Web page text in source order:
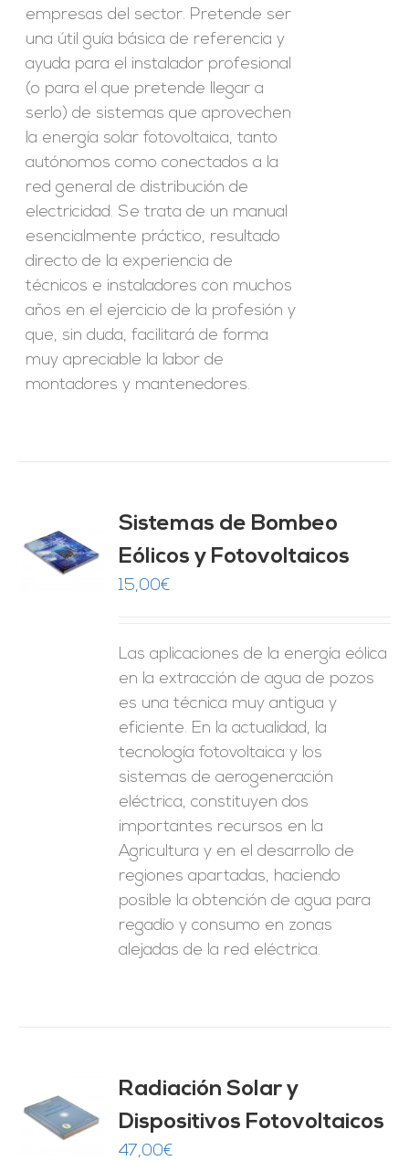
empresas del sector. Pretende ser
una útil guía básica de referencia y
ayuda para el instalador profesional
(o para el que pretende llegar a
serlo) de sistemas que aprovechen
la energía solar fotovoltaica, tanto
autónomos como conectados a la
red general de distribución de
electricidad. Se trata de un manual
esencialmente práctico, resultado
directo de la experiencia de
técnicos e instaladores con muchos
años en el ejercicio de la profesión y
que, sin duda, facilitará de forma
muy apreciable la labor de
montadores y mantenedores.
Sistemas de Bombeo
Eólicos y Fotovoltaicos
15,00€
Las aplicaciones de la energía eólica
en la extracción de agua de pozos
es una técnica muy antigua y
eficiente. En la actualidad, la
tecnología fotovoltaica y los
sistemas de aerogeneración
eléctrica, constituyen dos
importantes recursos en la
Agricultura y en el desarrollo de
regiones apartadas, haciendo
posible la obtención de agua para
regadío y consumo en zonas
alejadas de la red eléctrica.
Radiación Solar y
Dispositivos Fotovoltaicos
47,00€